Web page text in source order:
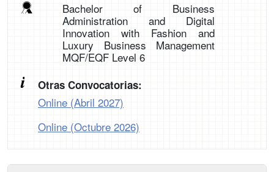
Bachelor of Business
Administration and Digital
Innovation with Fashion and
Luxury Business Management
MQF/EQF Level 6
Otras Convocatorias:
Online (Abril 2027)
Online (Octubre 2026)